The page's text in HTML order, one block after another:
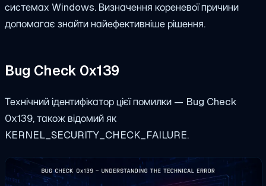
системах Windows. Визначення кореневої причини
допомагає знайти найефективніше рішення.
Bug Check 0x139
Технічний ідентифікатор цієї помилки — Bug Check
0x139, також відомий як
KERNEL_SECURITY_CHECK_FAILURE.